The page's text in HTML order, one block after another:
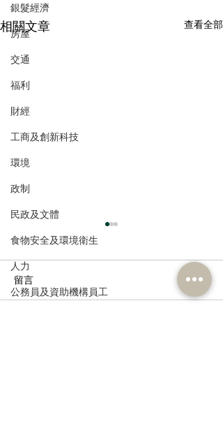
銀髮經濟
房屋
交通
福利
財經
工商及創新科技
環境
政制
民政及文體
食物安全及環境衛生
人力
公務員及資助機構員工
相關文章 查看全部
留言